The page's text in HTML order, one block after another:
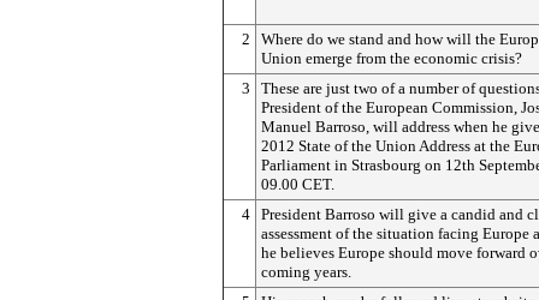
2
Where do we stand and how will the
Union emerge from the economic crisis?
3
These are just two of a number of
President of the European Commission,
Manuel Barroso, will address when he
2012 State of the Union Address at the
Parliament in Strasbourg on 12th
09.00 CET.
4 President Barroso will give a candid and
assessment of the situation facing Europe
he believes Europe should move forward
coming years.